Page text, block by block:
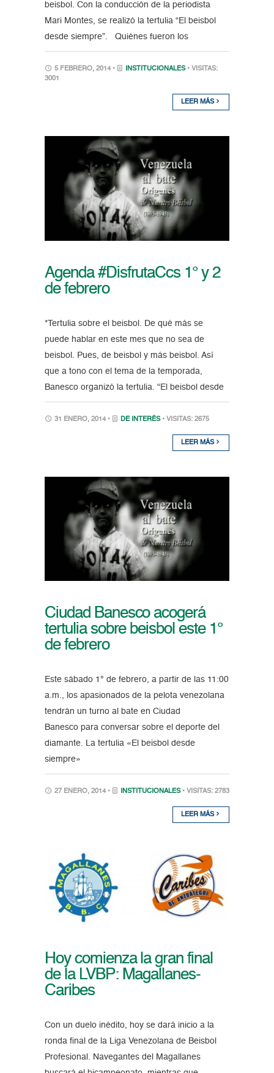
beisbol. Con la conducción de la periodista
Mari Montes, se realizó la tertulia “El beisbol
desde siempre”. Quiénes fueron los
5 FEBRERO, 2014 • INSTITUCIONALES • VISITAS:
3001
LEER MÁS
Agenda #DisfrutaCcs 1° y 2
de febrero
*Tertulia sobre el beisbol. De qué más se
puede hablar en este mes que no sea de
beisbol. Pues, de beisbol y más beisbol. Así
que a tono con el tema de la temporada,
Banesco organizó la tertulia. “El beisbol desde
31 ENERO, 2014 • DE INTERÉS • VISITAS: 2675
LEER MÁS
Ciudad Banesco acogerá
tertulia sobre beisbol este 1°
de febrero
Este sábado 1° de febrero, a partir de las 11:00
a.m., los apasionados de la pelota venezolana
tendrán un turno al bate en Ciudad
Banesco para conversar sobre el deporte del
diamante. La tertulia «El beisbol desde
siempre»
27 ENERO, 2014 • INSTITUCIONALES • VISITAS: 2783
LEER MÁS
Hoy comienza la gran final
de la LVBP: Magallanes-
Caribes
Con un duelo inédito, hoy se dará inicio a la
ronda final de la Liga Venezolana de Beisbol
Profesional. Navegantes del Magallanes